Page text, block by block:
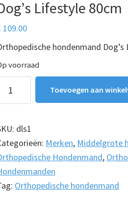
Lifestyle 80cm
109.00
hondenmand
voorraad
hondenmand
Toevoegen aan
dls1
Merken, Middelgrote
Hondenmand,
Orthopedische hondenmand